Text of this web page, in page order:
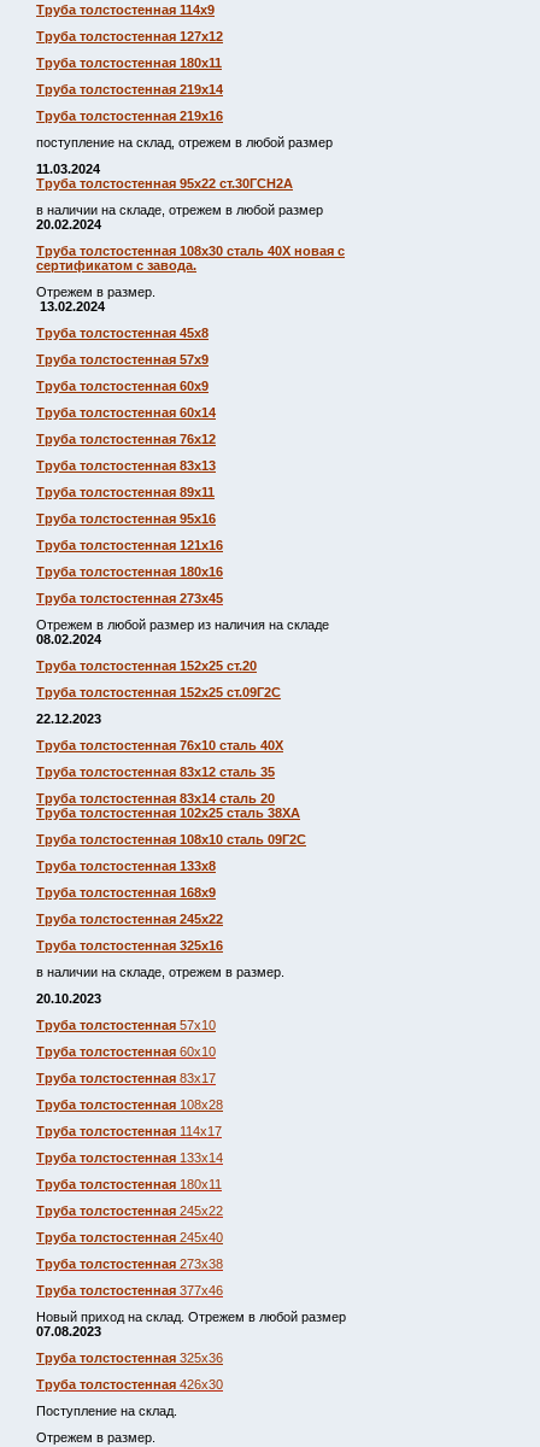
Труба толстостенная 114х9
Труба толстостенная 127х12
Труба толстостенная 180х11
Труба толстостенная 219х14
Труба толстостенная 219х16
поступление на склад, отрежем в любой размер
11.03.2024
Труба толстостенная 95х22 ст.30ГСН2А
в наличии на складе, отрежем в любой размер
20.02.2024
Труба толстостенная 108х30 сталь 40Х новая с
сертификатом с завода.
Отрежем в размер.
13.02.2024
Труба толстостенная 45х8
Труба толстостенная 57х9
Труба толстостенная 60х9
Труба толстостенная 60х14
Труба толстостенная 76х12
Труба толстостенная 83х13
Труба толстостенная 89х11
Труба толстостенная 95х16
Труба толстостенная 121х16
Труба толстостенная 180х16
Труба толстостенная 273х45
Отрежем в любой размер из наличия на складе
08.02.2024
Труба толстостенная 152х25 ст.20
Труба толстостенная 152х25 ст.09Г2С
22.12.2023
Труба толстостенная 76х10 сталь 40Х
Труба толстостенная 83х12 сталь 35
Труба толстостенная 83х14 сталь 20
Труба толстостенная 102х25 сталь 38ХА
Труба толстостенная 108х10 сталь 09Г2С
Труба толстостенная 133х8
Труба толстостенная 168х9
Труба толстостенная 245х22
Труба толстостенная 325х16
в наличии на складе, отрежем в размер.
20.10.2023
Труба толстостенная 57х10
Труба толстостенная 60х10
Труба толстостенная 83х17
Труба толстостенная 108х28
Труба толстостенная 114х17
Труба толстостенная 133х14
Труба толстостенная 180х11
Труба толстостенная 245х22
Труба толстостенная 245х40
Труба толстостенная 273х38
Труба толстостенная 377х46
Новый приход на склад. Отрежем в любой размер
07.08.2023
Труба толстостенная 325х36
Труба толстостенная 426х30
Поступление на склад.
Отрежем в размер.